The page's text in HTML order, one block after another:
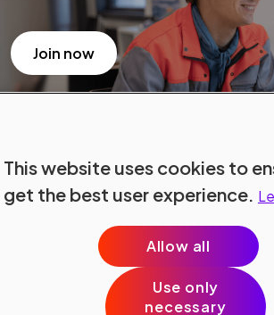
Join now
Site Terms
This website uses cookies to
get the best user experience.
Allow all
Use only
necessary